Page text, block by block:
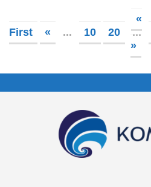
«
First
« ... 10 20 ...
»